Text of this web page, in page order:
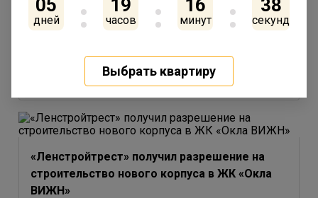
Новый уровень девелопмента: ГК
бизнес-класса во Фрунзенском районе
30 июня 2026
«Ленстройтрест» получил разрешение на
строительство нового корпуса в ЖК «Окла
ВИЖН»
05
дней
19
часов
16
минут
38
секунд
Выбрать квартиру